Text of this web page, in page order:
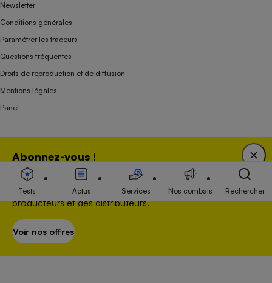
Abonnez-vous !
Bénéficiez d'une expertise unique tout en soutenant
une association 100 % indépendante de l'Etat, des
producteurs et des distributeurs.
Voir nos offres
Newsletter
Conditions générales
Paramétrer les traceurs
Questions fréquentes
Droits de reproduction et de diffusion
Mentions légales
Panel
Association indépendante de l’État, des syndicats, des producteurs et des
distributeurs depuis 1951.
Tests Actus Services Nos combats Rechercher